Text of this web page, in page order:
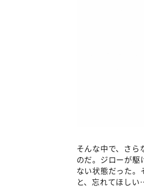
そんな中で、さら
のだ。ジローが
ない状態だった
と、忘れてほし